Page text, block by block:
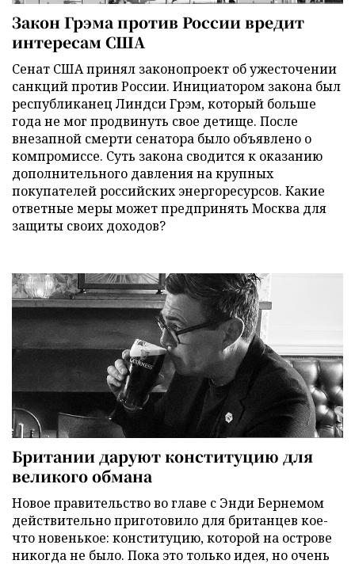
Закон Грэма против России вредит
интересам США
Сенат США принял законопроект об ужесточении
санкций против России. Инициатором закона был
республиканец Линдси Грэм, который больше
года не мог продвинуть свое детище. После
внезапной смерти сенатора было объявлено о
компромиссе. Суть закона сводится к оказанию
дополнительного давления на крупных
покупателей российских энергоресурсов. Какие
ответные меры может предпринять Москва для
защиты своих доходов?
Британии даруют конституцию для
великого обмана
Новое правительство во главе с Энди Бернемом
действительно приготовило для британцев кое-
что новенькое: конституцию, которой на острове
никогда не было. Пока это только идея, но очень